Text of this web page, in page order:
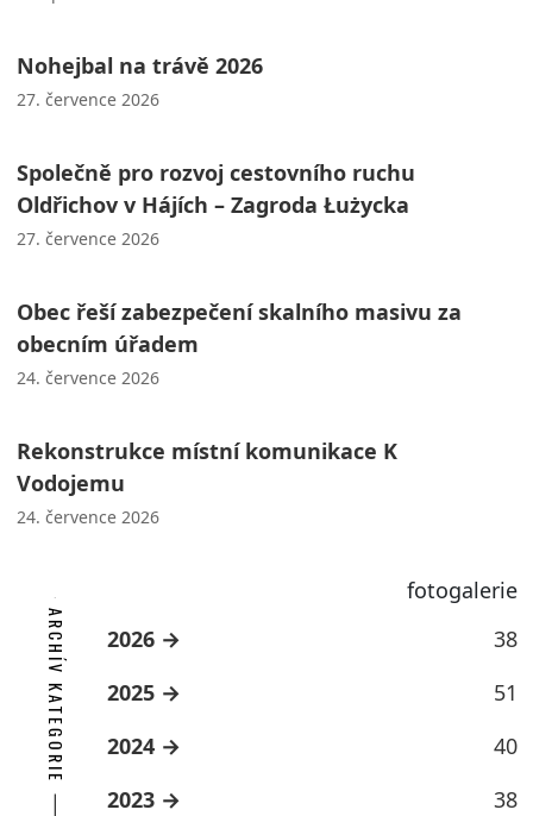
Nohejbal na trávě 2026
27. července 2026
Společně pro rozvoj cestovního ruchu
Oldřichov v Hájích – Zagroda Łużycka
27. července 2026
Obec řeší zabezpečení skalního masivu za
obecním úřadem
24. července 2026
Rekonstrukce místní komunikace K
Vodojemu
24. července 2026
fotogalerie
ARCHÍV KATEGORIE 2026
38
2025
51
2024
40
2023
38